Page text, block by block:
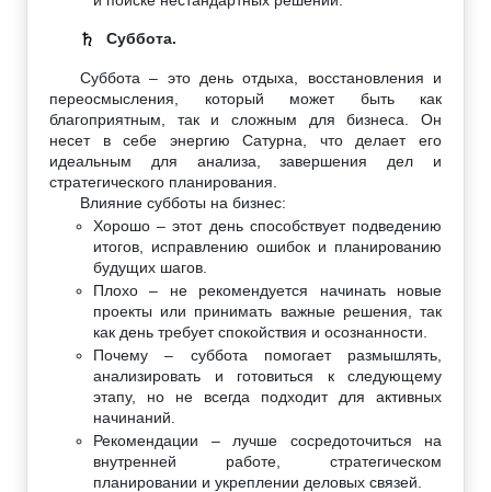
♄ Суббота.
Суббота – это день отдыха, восстановления и
переосмысления, который может быть как
благоприятным, так и сложным для бизнеса. Он
несет в себе энергию Сатурна, что делает его
идеальным для анализа, завершения дел и
стратегического планирования.
Влияние субботы на бизнес:
Хорошо – этот день способствует подведению
итогов, исправлению ошибок и планированию
будущих шагов.
Плохо – не рекомендуется начинать новые
проекты или принимать важные решения, так
как день требует спокойствия и осознанности.
Почему – суббота помогает размышлять,
анализировать и готовиться к следующему
этапу, но не всегда подходит для активных
начинаний.
Рекомендации – лучше сосредоточиться на
внутренней работе, стратегическом
планировании и укреплении деловых связей.